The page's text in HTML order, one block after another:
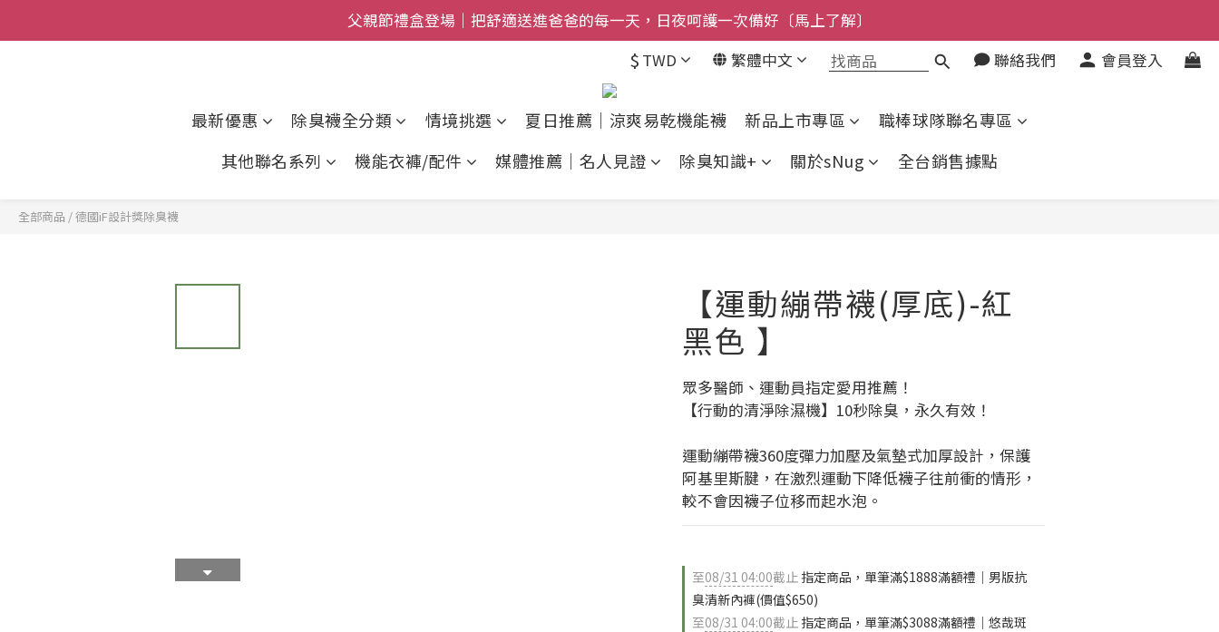
全館$800免運｜任搭８折起｜滿額再送新品-悠哉斑馬襪〔立即了解〕
父親節禮盒登場｜把舒適送進爸爸的每一天，日夜呵護一次備好〔馬上了解〕
全館$800免運｜任搭８折起｜滿額再送新品-悠哉斑馬襪〔立即了解〕
$ TWD 繁體中文 聯絡我們 會員登入
最新優惠 除臭襪全分類 情境挑選 夏日推薦｜涼爽易乾機能襪 新品上市專區
職棒球隊聯名專區
其他聯名系列
機能衣褲/配件 媒體推薦｜名人見證 除臭知識+ 關於sNug 全台銷售據點
全部商品 /德國iF設計獎除臭襪
【運動繃帶襪(厚底)-紅
黑色 】
眾多醫師、運動員指定愛用推薦！
【行動的清淨除濕機】10秒除臭，永久有效！
運動繃帶襪360度彈力加壓及氣墊式加厚設計，保護
阿基里斯腱，在激烈運動下降低襪子往前衝的情形，
較不會因襪子位移而起水泡。
至08/31 04:00截止指定商品，單筆滿$1888滿額禮｜男版抗
臭清新內褲(價值$650)
至08/31 04:00截止指定商品，單筆滿$3088滿額禮｜悠哉斑